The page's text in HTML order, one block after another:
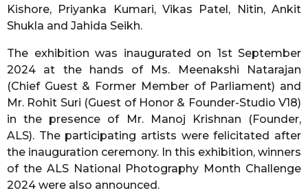
Kishore, Priyanka Kumari, Vikas Patel, Nitin, Ankit
Shukla and Jahida Seikh.
The exhibition was inaugurated on 1st September
2024 at the hands of Ms. Meenakshi Natarajan
(Chief Guest & Former Member of Parliament) and
Mr. Rohit Suri (Guest of Honor & Founder-Studio V18)
in the presence of Mr. Manoj Krishnan (Founder,
ALS). The participating artists were felicitated after
the inauguration ceremony. In this exhibition, winners
of the ALS National Photography Month Challenge
2024 were also announced.